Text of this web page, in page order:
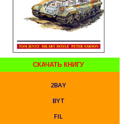
СКАЧАТЬ КНИГУ
2BAY
BYT
FIL